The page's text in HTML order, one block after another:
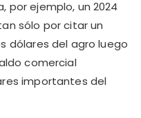
por ejemplo, un 2024
sólo por citar un
dólares del agro luego
comercial
importantes del